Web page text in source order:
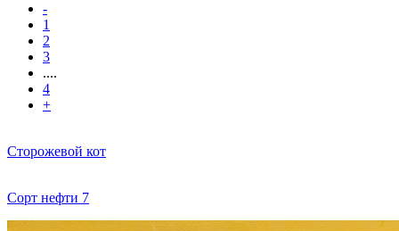
-
1
2
3
....
4
+
Сторожевой кот
Сорт нефти 7